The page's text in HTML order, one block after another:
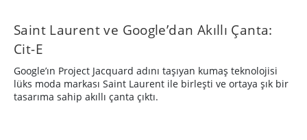
Saint Laurent ve Google’dan Akıllı Çanta:
Cit-E
Google’ın Project Jacquard adını taşıyan kumaş teknolojisi
lüks moda markası Saint Laurent ile birleşti ve ortaya şık bir
tasarıma sahip akıllı çanta çıktı.